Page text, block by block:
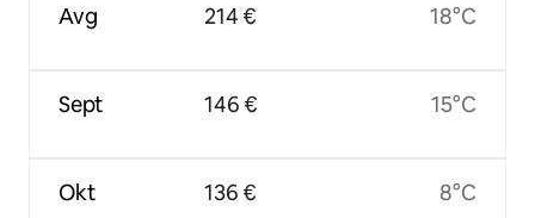
Avg
Sept
Okt
214 €
146 €
136 €
18°C
15°C
8°C